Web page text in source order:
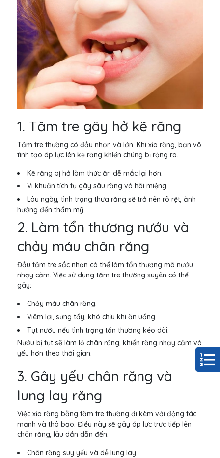
1. Tăm tre gây hở kẽ răng
Tăm tre thường có đầu nhọn và lớn. Khi xỉa răng, bạn vô
tình tạo áp lực lên kẽ răng khiến chúng bị rộng ra.
Kẽ răng bị hở làm thức ăn dễ mắc lại hơn.
Vi khuẩn tích tụ gây sâu răng và hôi miệng.
Lâu ngày, tình trạng thưa răng sẽ trở nên rõ rệt, ảnh
hưởng đến thẩm mỹ.
2. Làm tổn thương nướu và
chảy máu chân răng
Đầu tăm tre sắc nhọn có thể làm tổn thương mô nướu
nhạy cảm. Việc sử dụng tăm tre thường xuyên có thể
gây:
Chảy máu chân răng.
Viêm lợi, sưng tấy, khó chịu khi ăn uống.
Tụt nướu nếu tình trạng tổn thương kéo dài.
Nướu bị tụt sẽ làm lộ chân răng, khiến răng nhạy cảm và
yếu hơn theo thời gian.
3. Gây yếu chân răng và
lung lay răng
Việc xỉa răng bằng tăm tre thường đi kèm với động tác
mạnh và thô bạo. Điều này sẽ gây áp lực trực tiếp lên
chân răng, lâu dần dẫn đến:
Chân răng suy yếu và dễ lung lay.